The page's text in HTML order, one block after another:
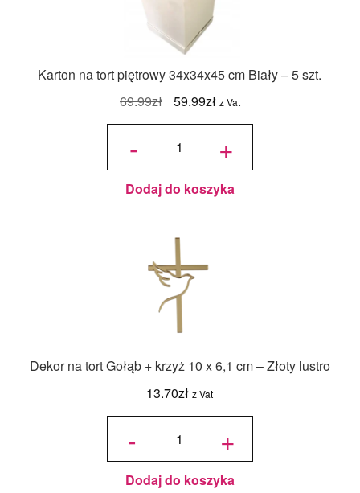
Karton na tort piętrowy 34x34x45 cm Biały – 5 szt.
69.99zł
Pierwotna
cena
wynosiła:
59.99złAktualna
cena
59.99zł.
z Vat
-
ilość
piętrowy
34x34x45
cm Biały
- 5 szt. +
Dodaj do koszyka
Dekor na tort Gołąb + krzyż 10 x 6,1 cm – Złoty lustro
13.70zł z Vat
-
ilość
Gołąb
krzyż
10 x
6,1
Złoty
lustro
+
Dodaj do koszyka